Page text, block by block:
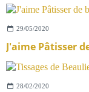
29/05/2020
28/02/2020